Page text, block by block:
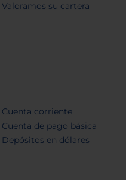
Valoramos su cartera
Cuenta corriente
Cuenta de pago básica
Depósitos en dólares